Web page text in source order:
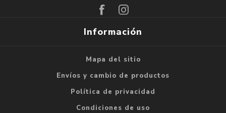
Información
Mapa del sitio
Envíos y cambio de productos
Política de privacidad
Condiciones de uso